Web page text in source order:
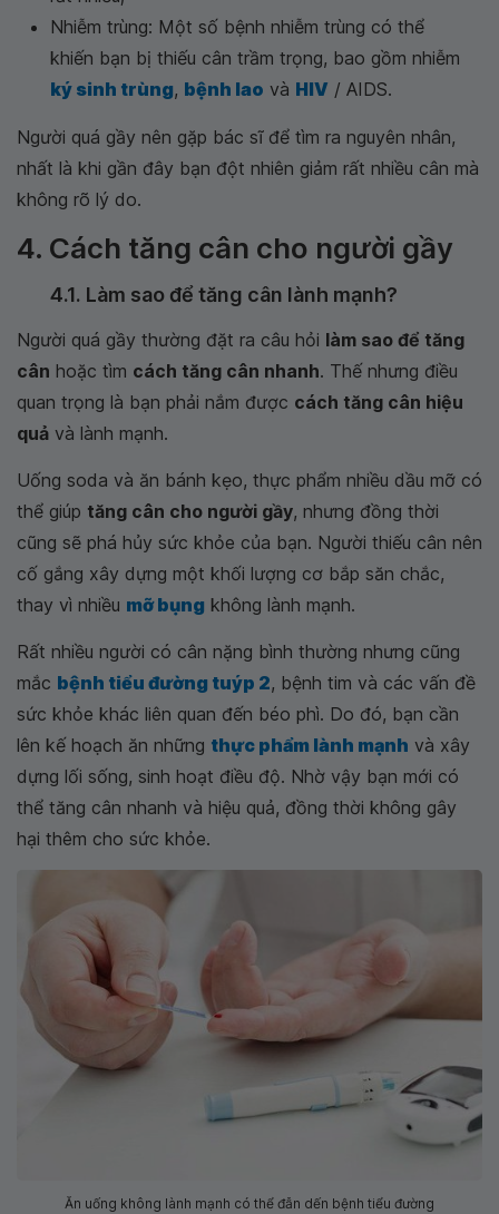
Nhiễm trùng: Một số bệnh nhiễm trùng có thể
khiến bạn bị thiếu cân trầm trọng, bao gồm nhiễm
ký sinh trùng, bệnh lao và HIV / AIDS.
Người quá gầy nên gặp bác sĩ để tìm ra nguyên nhân,
nhất là khi gần đây bạn đột nhiên giảm rất nhiều cân mà
không rõ lý do.
4. Cách tăng cân cho người gầy
4.1. Làm sao để tăng cân lành mạnh?
Người quá gầy thường đặt ra câu hỏi làm sao để tăng
cân hoặc tìm cách tăng cân nhanh. Thế nhưng điều
quan trọng là bạn phải nắm được cách tăng cân hiệu
quả và lành mạnh.
Uống soda và ăn bánh kẹo, thực phẩm nhiều dầu mỡ có
thể giúp tăng cân cho người gầy, nhưng đồng thời
cũng sẽ phá hủy sức khỏe của bạn. Người thiếu cân nên
cố gắng xây dựng một khối lượng cơ bắp săn chắc,
thay vì nhiều mỡ bụng không lành mạnh.
Rất nhiều người có cân nặng bình thường nhưng cũng
mắc bệnh tiểu đường tuýp 2, bệnh tim và các vấn đề
sức khỏe khác liên quan đến béo phì. Do đó, bạn cần
lên kế hoạch ăn những thực phẩm lành mạnh và xây
dựng lối sống, sinh hoạt điều độ. Nhờ vậy bạn mới có
thể tăng cân nhanh và hiệu quả, đồng thời không gây
hại thêm cho sức khỏe.
Ăn uống không lành mạnh có thể đẫn dến bệnh tiểu đường